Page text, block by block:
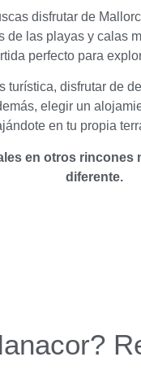
disfrutar de
las playas y calas
perfecto para
disfrutar de
elegir un
en tu propia
en otros
diferente.